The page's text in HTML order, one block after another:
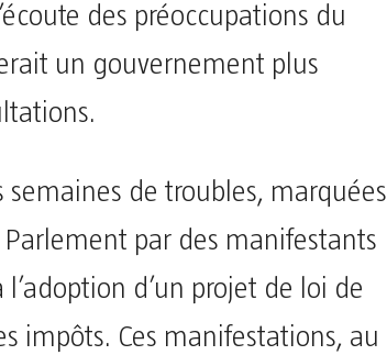
des préoccupations du
un gouvernement plus
semaines de troubles, marquées
Parlement par des manifestants
d’un projet de loi de
impôts. Ces manifestations, au